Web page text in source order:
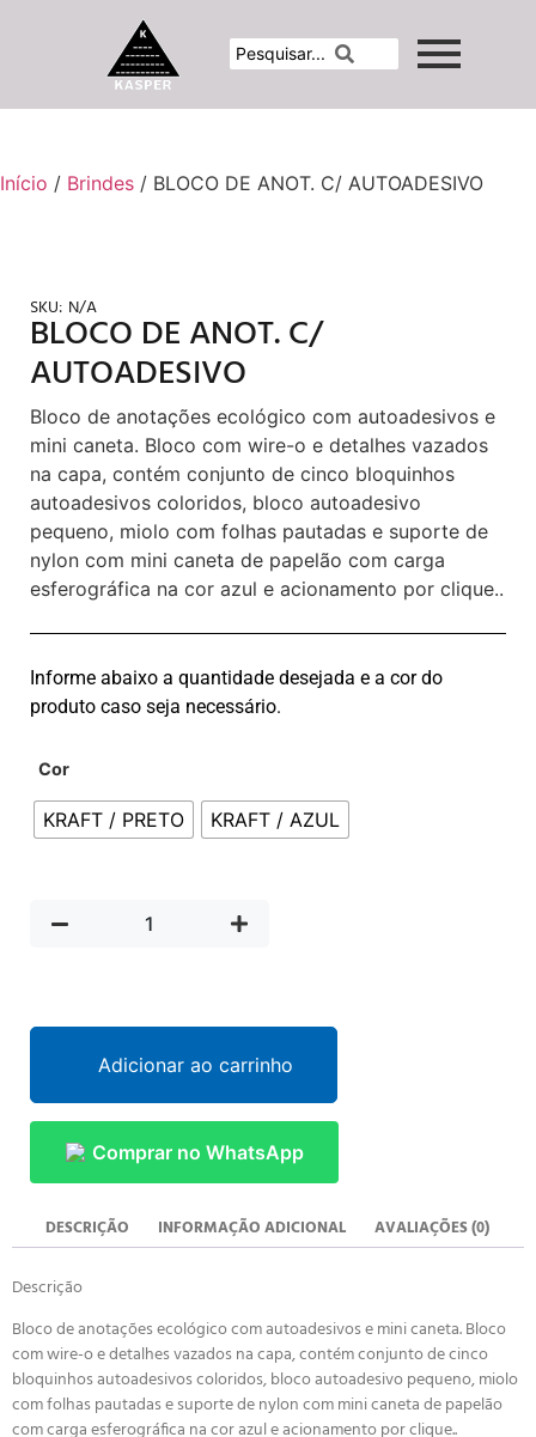
Início / Brindes / BLOCO DE ANOT. C/ AUTOADESIVO
SKU: N/A
BLOCO DE ANOT. C/
AUTOADESIVO
Bloco de anotações ecológico com autoadesivos e
mini caneta. Bloco com wire-o e detalhes vazados
na capa, contém conjunto de cinco bloquinhos
autoadesivos coloridos, bloco autoadesivo
pequeno, miolo com folhas pautadas e suporte de
nylon com mini caneta de papelão com carga
esferográfica na cor azul e acionamento por clique..
Informe abaixo a quantidade desejada e a cor do
produto caso seja necessário.
Cor
KRAFT / PRETO KRAFT / AZUL
Adicionar ao carrinho
Comprar no WhatsApp
DESCRIÇÃO INFORMAÇÃO ADICIONAL AVALIAÇÕES (0)
Descrição
Bloco de anotações ecológico com autoadesivos e mini caneta. Bloco
com wire-o e detalhes vazados na capa, contém conjunto de cinco
bloquinhos autoadesivos coloridos, bloco autoadesivo pequeno, miolo
com folhas pautadas e suporte de nylon com mini caneta de papelão
com carga esferográfica na cor azul e acionamento por clique..